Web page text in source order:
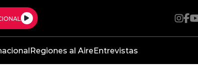
Regiones al AireEntrevistas